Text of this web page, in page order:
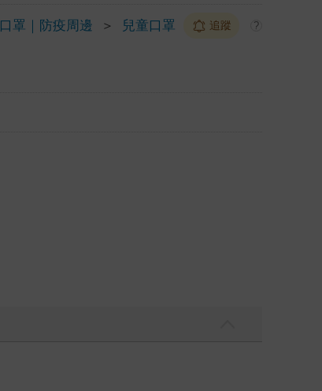
口罩｜防疫周邊 ＞ 兒童口罩 追蹤 ?